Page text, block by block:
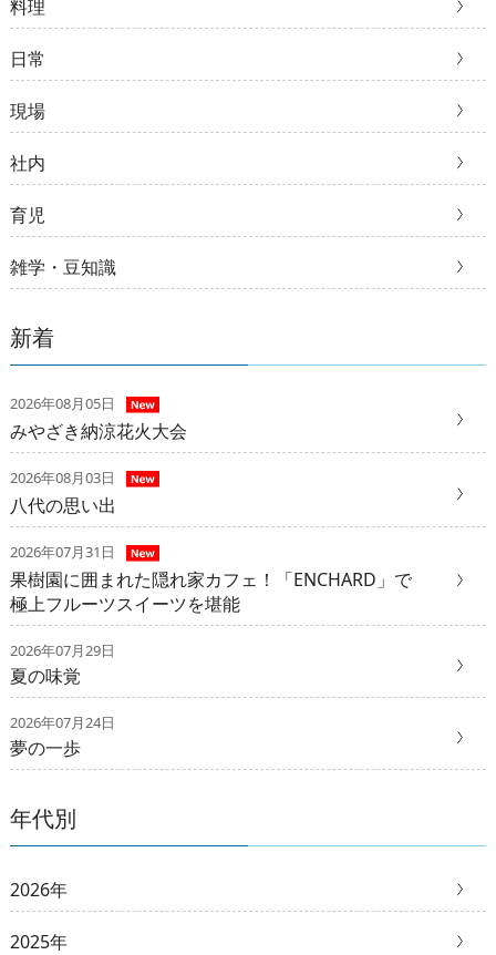
料理
日常
現場
社内
育児
雑学・豆知識
新着
2026年08月05日
みやざき納涼花火大会
2026年08月03日
八代の思い出
2026年07月31日
果樹園に囲まれた隠れ家カフェ！「ENCHARD」で
極上フルーツスイーツを堪能
2026年07月29日
夏の味覚
2026年07月24日
夢の一歩
年代別
2026年
2025年